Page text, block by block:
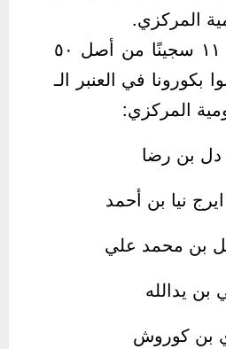
فيما يلي أسماء ١١ سجينًا من أصل ٥٠
بكورونا في العنبر الـ